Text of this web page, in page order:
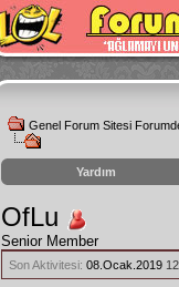
Genel Forum Sitesi
Yardım
instagram
izlenme
hilesi
OfLu
Senior Member
Son Aktivitesi: 08.Ocak.2019